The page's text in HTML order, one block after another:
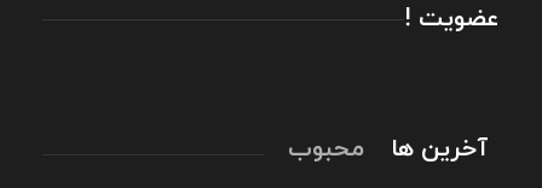
عضویت !
آخرین ها محبوب